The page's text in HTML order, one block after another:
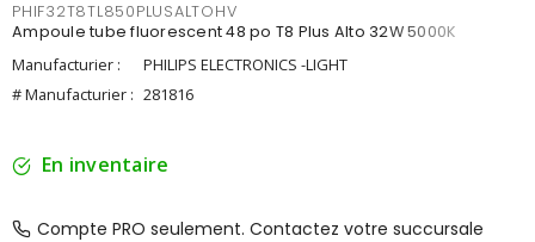
PHIF32T8TL850PLUSALTOHV
Ampoule tube fluorescent 48 po T8 Plus Alto 32W 5000K
Manufacturier :
PHILIPS ELECTRONICS -LIGHT
# Manufacturier : 281816
En inventaire
Compte PRO seulement. Contactez votre succursale